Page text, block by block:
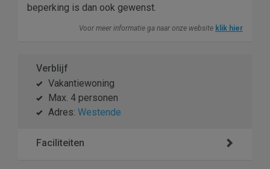
beperking is dan ook gewenst.
Voor meer informatie ga naar onze website klik hier
Verblijf
Vakantiewoning
Max. 4 personen
Adres: Westende
Faciliteiten